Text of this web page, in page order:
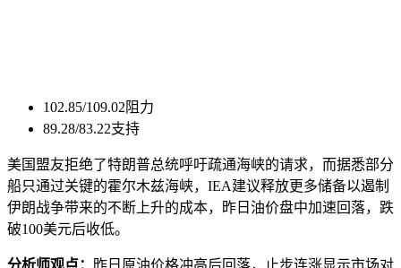
102.85/109.02阻力
89.28/83.22支持
美国盟友拒绝了特朗普总统呼吁疏通海峡的请求，而据悉部分
船只通过关键的霍尔木兹海峡，IEA建议释放更多储备以遏制
伊朗战争带来的不断上升的成本，昨日油价盘中加速回落，跌
破100美元后收低。
分析师观点：
昨日原油价格冲高后回落，止步连涨显示市场对